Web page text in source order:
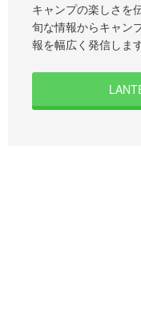
キャンプの楽しさを
旬な情報からキャン
報を幅広く発信しま